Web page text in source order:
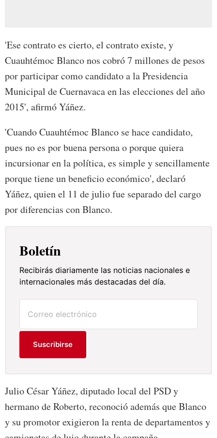
'Ese contrato es cierto, el contrato existe, y
Cuauhtémoc Blanco nos cobró 7 millones de pesos
por participar como candidato a la Presidencia
Municipal de Cuernavaca en las elecciones del año
2015', afirmó Yáñez.
'Cuando Cuauhtémoc Blanco se hace candidato,
pues no es por buena persona o porque quiera
incursionar en la política, es simple y sencillamente
porque tiene un beneficio económico', declaró
Yáñez, quien el 11 de julio fue separado del cargo
por diferencias con Blanco.
Boletín
Recibirás diariamente las noticias nacionales e
internacionales más destacadas del día.
Suscribirse
Julio César Yáñez, diputado local del PSD y
hermano de Roberto, reconoció además que Blanco
y su promotor exigieron la renta de departamentos y